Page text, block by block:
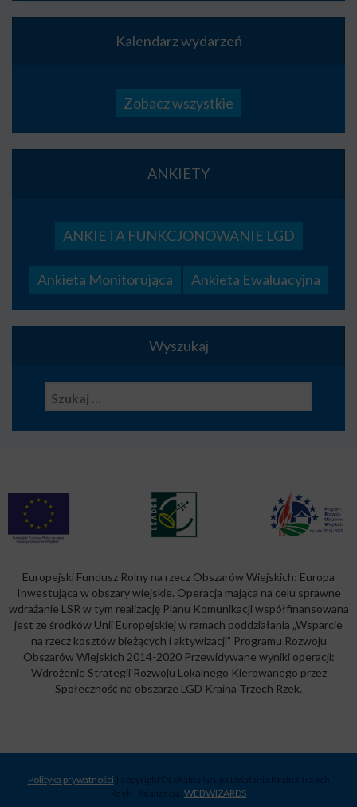
Kalendarz wydarzeń
Zobacz wszystkie
ANKIETY
ANKIETA FUNKCJONOWANIE LGD
Ankieta Monitorująca Ankieta Ewaluacyjna
Wyszukaj
Europejski Fundusz Rolny na rzecz Obszarów Wiejskich: Europa
Inwestująca w obszary wiejskie. Operacja mająca na celu sprawne
wdrażanie LSR w tym realizację Planu Komunikacji współfinansowana
jest ze środków Unii Europejskiej w ramach poddziałania „Wsparcie
na rzecz kosztów bieżących i aktywizacji” Programu Rozwoju
Obszarów Wiejskich 2014-2020 Przewidywane wyniki operacji:
Wdrożenie Strategii Rozwoju Lokalnego Kierowanego przez
Społeczność na obszarze LGD Kraina Trzech Rzek.
Polityka prywatności
WEBWIZARDS